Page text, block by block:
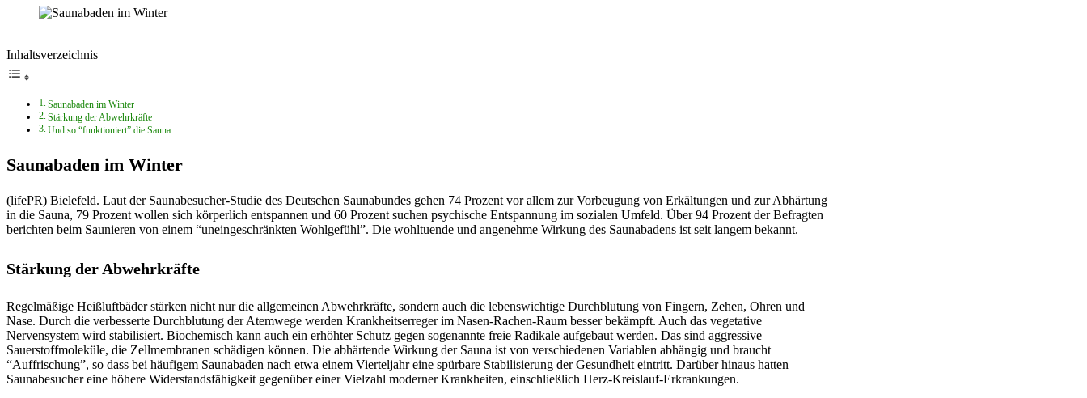
Inhaltsverzeichnis
Saunabaden im Winter
Stärkung der Abwehrkräfte
Und so “funktioniert” die Sauna
Saunabaden im Winter
(lifePR) Bielefeld. Laut der Saunabesucher-Studie des Deutschen Saunabundes gehen 74 Prozent vor allem zur Vorbeugung von Erkältungen und zur Abhärtung
in die Sauna, 79 Prozent wollen sich körperlich entspannen und 60 Prozent suchen psychische Entspannung im sozialen Umfeld. Über 94 Prozent der Befragten
berichten beim Saunieren von einem “uneingeschränkten Wohlgefühl”. Die wohltuende und angenehme Wirkung des Saunabadens ist seit langem bekannt.
Stärkung der Abwehrkräfte
Regelmäßige Heißluftbäder stärken nicht nur die allgemeinen Abwehrkräfte, sondern auch die lebenswichtige Durchblutung von Fingern, Zehen, Ohren und
Nase. Durch die verbesserte Durchblutung der Atemwege werden Krankheitserreger im Nasen-Rachen-Raum besser bekämpft. Auch das vegetative
Nervensystem wird stabilisiert. Biochemisch kann auch ein erhöhter Schutz gegen sogenannte freie Radikale aufgebaut werden. Das sind aggressive
Sauerstoffmoleküle, die Zellmembranen schädigen können. Die abhärtende Wirkung der Sauna ist von verschiedenen Variablen abhängig und braucht
“Auffrischung”, so dass bei häufigem Saunabaden nach etwa einem Vierteljahr eine spürbare Stabilisierung der Gesundheit eintritt. Darüber hinaus hatten
Saunabesucher eine höhere Widerstandsfähigkeit gegenüber einer Vielzahl moderner Krankheiten, einschließlich Herz-Kreislauf-Erkrankungen.